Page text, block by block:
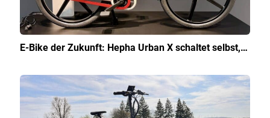
E-Bike der Zukunft: Hepha Urban X schaltet selbst,…